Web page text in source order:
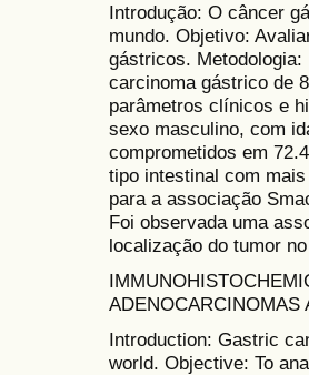
Introdução: O câncer
mundo. Objetivo:
gástricos.
carcinoma gástrico de
parâmetros clínicos e
sexo masculino, com
comprometidos em
tipo intestinal com
para a associação
Foi observada uma
localização do tumor
ADENOCARCINOMAS
Introduction: Gastric
world. Objective: To